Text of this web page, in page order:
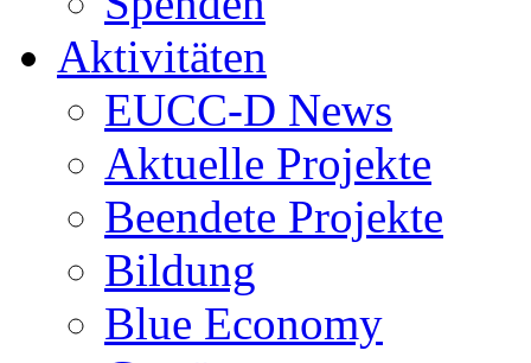
Aktivitäten
EUCC-D News
Aktuelle Projekte
Beendete Projekte
Bildung
Blue Economy